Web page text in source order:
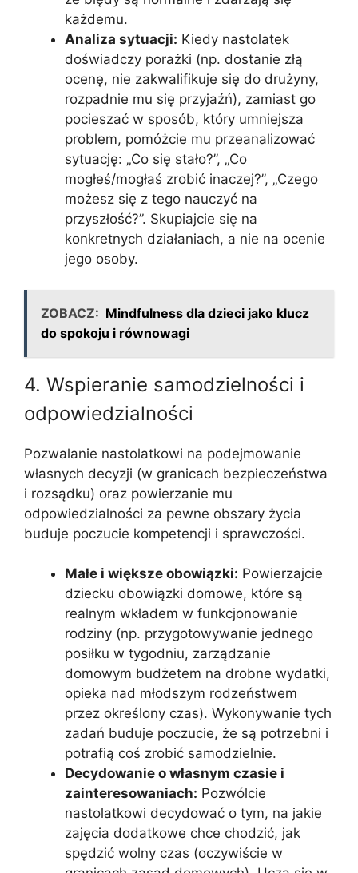
każdemu.
Analiza sytuacji: Kiedy nastolatek
doświadczy porażki (np. dostanie złą
ocenę, nie zakwalifikuje się do drużyny,
rozpadnie mu się przyjaźń), zamiast go
pocieszać w sposób, który umniejsza
problem, pomóżcie mu przeanalizować
sytuację: „Co się stało?”, „Co
mogłeś/mogłaś zrobić inaczej?”, „Czego
możesz się z tego nauczyć na
przyszłość?”. Skupiajcie się na
konkretnych działaniach, a nie na ocenie
jego osoby.
ZOBACZ: Mindfulness dla dzieci jako klucz
do spokoju i równowagi
4. Wspieranie samodzielności i
odpowiedzialności
Pozwalanie nastolatkowi na podejmowanie
własnych decyzji (w granicach bezpieczeństwa
i rozsądku) oraz powierzanie mu
odpowiedzialności za pewne obszary życia
buduje poczucie kompetencji i sprawczości.
Małe i większe obowiązki: Powierzajcie
dziecku obowiązki domowe, które są
realnym wkładem w funkcjonowanie
rodziny (np. przygotowywanie jednego
posiłku w tygodniu, zarządzanie
domowym budżetem na drobne wydatki,
opieka nad młodszym rodzeństwem
przez określony czas). Wykonywanie tych
zadań buduje poczucie, że są potrzebni i
potrafią coś zrobić samodzielnie.
Decydowanie o własnym czasie i
zainteresowaniach: Pozwólcie
nastolatkowi decydować o tym, na jakie
zajęcia dodatkowe chce chodzić, jak
spędzić wolny czas (oczywiście w